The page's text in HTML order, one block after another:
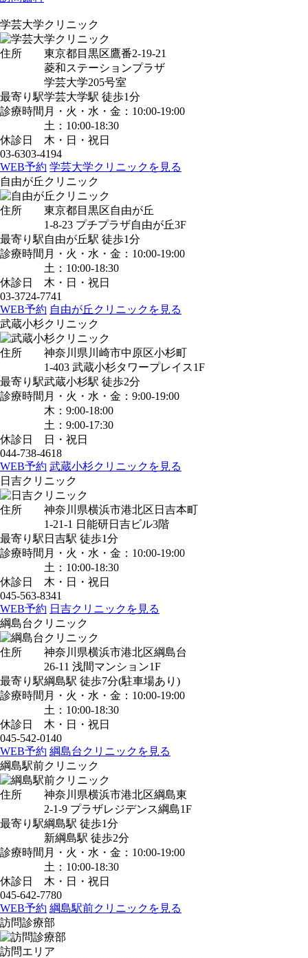
学芸大学クリニック
住所
東京都目黒区鷹番2-19-21
菱和ステーションプラザ
学芸大学205号室
最寄り駅学芸大学駅 徒歩1分
診療時間 月・火・水・金：10:00-19:00
土：10:00-18:30
休診日
木・日・祝日
03-6303-4194
WEB予約 学芸大学クリニックを見る
自由が丘クリニック
住所
東京都目黒区自由が丘
1-8-23 プチプラザ自由が丘3F
最寄り駅自由が丘駅 徒歩1分
診療時間 月・火・水・金：10:00-19:00
土：10:00-18:30
休診日
木・日・祝日
03-3724-7741
WEB予約 自由が丘クリニックを見る
武蔵小杉クリニック
住所
神奈川県川崎市中原区小杉町
1-403 武蔵小杉タワープレイス1F
最寄り駅武蔵小杉駅 徒歩2分
診療時間 月・火・水・金：9:00-19:00
木：9:00-18:00
土：9:00-17:30
休診日
日・祝日
044-738-4618
WEB予約 武蔵小杉クリニックを見る
日吉クリニック
住所
神奈川県横浜市港北区日吉本町
1-21-1 日能研日吉ビル3階
最寄り駅 日吉駅 徒歩1分
診療時間 月・火・水・金：10:00-19:00
土：10:00-18:30
休診日
木・日・祝日
045-563-8341
WEB予約 日吉クリニックを見る
綱島台クリニック
住所
神奈川県横浜市港北区綱島台
26-11 浅間マンション1F
最寄り駅綱島駅 徒歩7分(駐車場あり)
診療時間 月・火・水・金：10:00-19:00
土：10:00-18:30
休診日
木・日・祝日
045-542-0140
WEB予約 綱島台クリニックを見る
綱島駅前クリニック
住所
神奈川県横浜市港北区綱島東
2-1-9 プラザレジデンス綱島1F
最寄り駅綱島駅 徒歩1分
新綱島駅 徒歩2分
診療時間 月・火・水・金：10:00-19:00
土：10:00-18:30
休診日
木・日・祝日
045-642-7780
WEB予約 綱島駅前クリニックを見る
訪問診療部
訪問エリア